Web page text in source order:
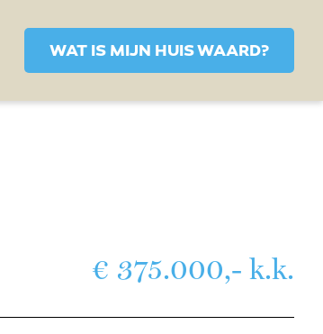
WAT IS MIJN HUIS WAARD?
€ 375.000,- k.k.